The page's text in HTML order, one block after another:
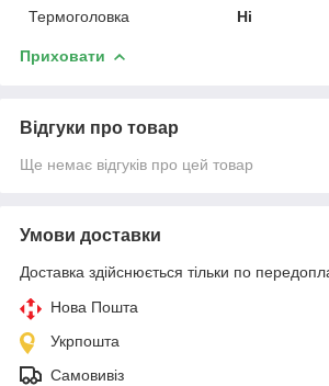
Термоголовка
Ні
Приховати
Відгуки про товар
Ще немає відгуків про цей товар
Умови доставки
Доставка здійснюється тільки по
Нова Пошта
Укрпошта
Самовивіз